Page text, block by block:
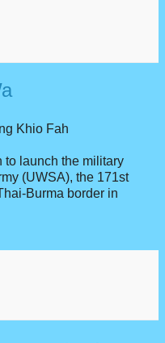
Khio Fah
to launch the military
(UWSA), the 171st
Burma border in